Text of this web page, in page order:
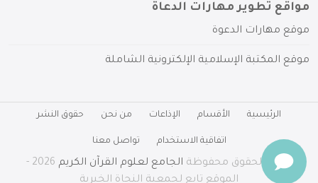
مواقع تطوير مهارات الدعاة
موقع مهارات الدعوة
موقع المكتبة الإسلامية الإلكترونية الشاملة
الرئيسية الأقسام الإذاعات من نحن حقوق النشر
اتفاقية الاستخدام تواصل معنا
جميع الحقوق محفوظة الجامع لعلوم القرآن الكريم
2026 -
الموقع تابع لجمعية النجاة الخيرية